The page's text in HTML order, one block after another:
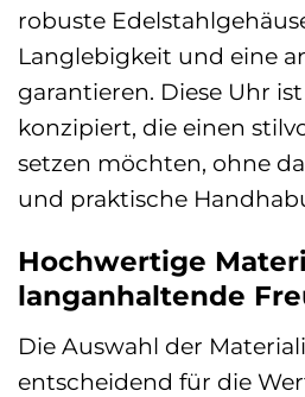
robuste
Langlebigkeit und eine
garantieren. Diese Uhr
konzipiert, die einen
setzen möchten, ohne
und praktische
Hochwertige
langanhaltende
Die Auswahl der
entscheidend für die